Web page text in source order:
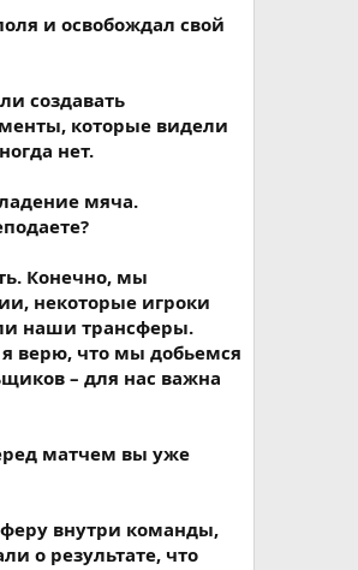
и освобождал свой
создавать
которые видели
нет.
мяча.
Конечно, мы
некоторые игроки
наши трансферы.
верю, что мы добьемся
– для нас важна
матчем вы уже
внутри команды,
о результате, что